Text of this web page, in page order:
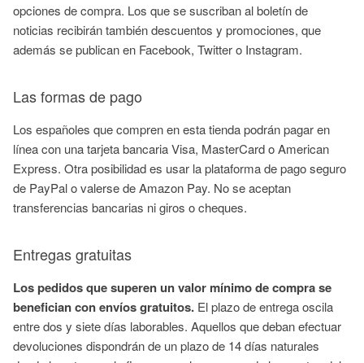
opciones de compra. Los que se suscriban al boletín de
noticias recibirán también descuentos y promociones, que
además se publican en Facebook, Twitter o Instagram.
Las formas de pago
Los españoles que compren en esta tienda podrán pagar en
línea con una tarjeta bancaria Visa, MasterCard o American
Express. Otra posibilidad es usar la plataforma de pago seguro
de PayPal o valerse de Amazon Pay. No se aceptan
transferencias bancarias ni giros o cheques.
Entregas gratuitas
Los pedidos que superen un valor mínimo de compra se
benefician con envíos gratuitos. El plazo de entrega oscila
entre dos y siete días laborables. Aquellos que deban efectuar
devoluciones dispondrán de un plazo de 14 días naturales